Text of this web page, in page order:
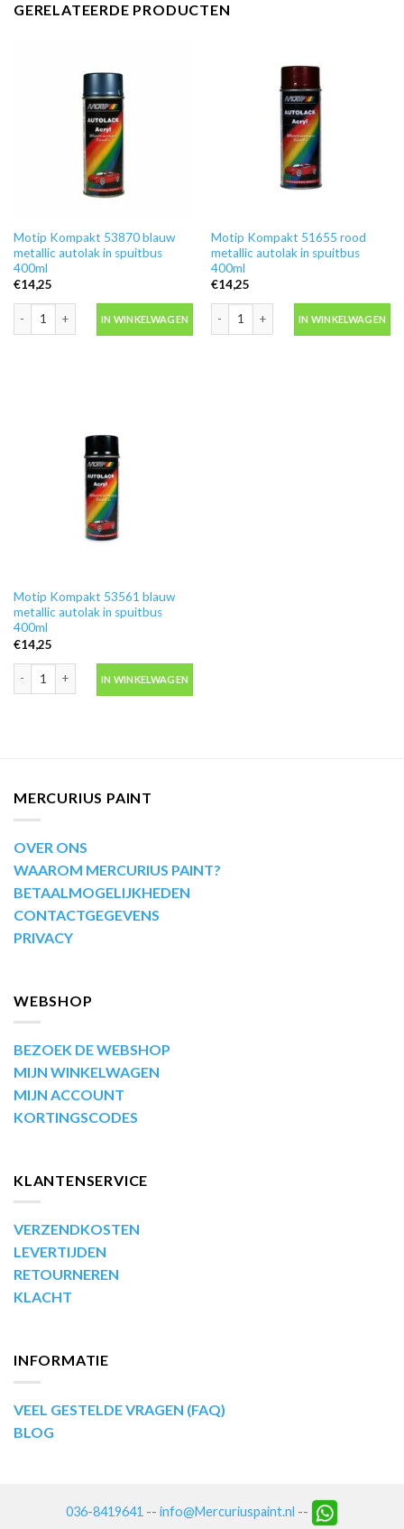
GERELATEERDE PRODUCTEN
Motip Kompakt 53870 blauw
metallic autolak in spuitbus
400ml
€14,25
Motip Kompakt 53870 blauw metallic autolak in spuitbus 400ml aantal
IN WINKELWAGEN
Motip Kompakt 51655 rood
metallic autolak in spuitbus
400ml
€14,25
Motip Kompakt 51655 rood metallic
IN WINKELWAGEN
Motip Kompakt 53561 blauw
metallic autolak in spuitbus
400ml
€14,25
IN WINKELWAGEN
MERCURIUS PAINT
OVER ONS
WAAROM MERCURIUS PAINT?
BETAALMOGELIJKHEDEN
CONTACTGEGEVENS
PRIVACY
WEBSHOP
BEZOEK DE WEBSHOP
MIJN WINKELWAGEN
MIJN ACCOUNT
KORTINGSCODES
KLANTENSERVICE
VERZENDKOSTEN
LEVERTIJDEN
RETOURNEREN
KLACHT
INFORMATIE
VEEL GESTELDE VRAGEN (FAQ)
BLOG
036-8419641 -- info@Mercuriuspaint.nl --